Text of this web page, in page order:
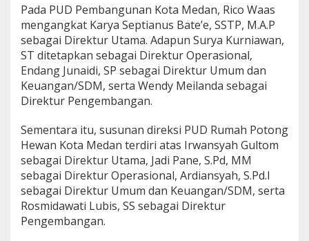
Pada PUD Pembangunan Kota Medan, Rico Waas
mengangkat Karya Septianus Bate’e, SSTP, M.A.P
sebagai Direktur Utama. Adapun Surya Kurniawan,
ST ditetapkan sebagai Direktur Operasional,
Endang Junaidi, SP sebagai Direktur Umum dan
Keuangan/SDM, serta Wendy Meilanda sebagai
Direktur Pengembangan.
Sementara itu, susunan direksi PUD Rumah Potong
Hewan Kota Medan terdiri atas Irwansyah Gultom
sebagai Direktur Utama, Jadi Pane, S.Pd, MM
sebagai Direktur Operasional, Ardiansyah, S.Pd.I
sebagai Direktur Umum dan Keuangan/SDM, serta
Rosmidawati Lubis, SS sebagai Direktur
Pengembangan.